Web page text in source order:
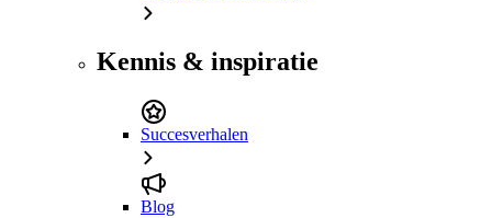
Kennis & inspiratie
Succesverhalen
Blog